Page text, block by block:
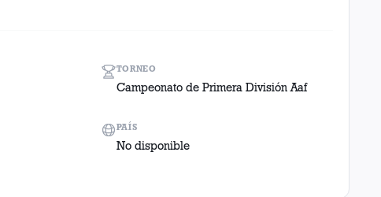
TORNEO
Campeonato de Primera División Aaf
PAÍS
No disponible